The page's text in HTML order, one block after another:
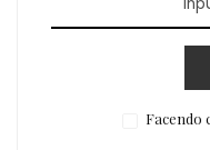
Facendo